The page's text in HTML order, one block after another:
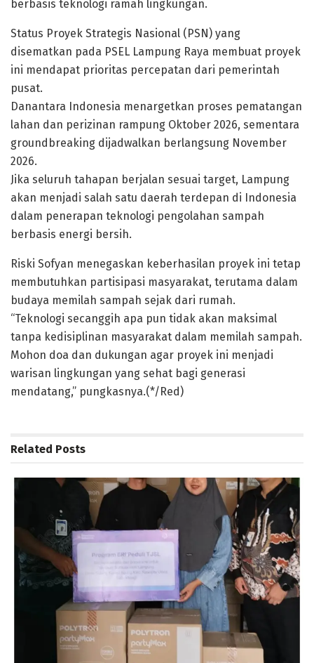
berbasis teknologi ramah lingkungan.
Status Proyek Strategis Nasional (PSN) yang
disematkan pada PSEL Lampung Raya membuat proyek
ini mendapat prioritas percepatan dari pemerintah
pusat.
Danantara Indonesia menargetkan proses pematangan
lahan dan perizinan rampung Oktober 2026, sementara
groundbreaking dijadwalkan berlangsung November
2026.
Jika seluruh tahapan berjalan sesuai target, Lampung
akan menjadi salah satu daerah terdepan di Indonesia
dalam penerapan teknologi pengolahan sampah
berbasis energi bersih.
Riski Sofyan menegaskan keberhasilan proyek ini tetap
membutuhkan partisipasi masyarakat, terutama dalam
budaya memilah sampah sejak dari rumah.
“Teknologi secanggih apa pun tidak akan maksimal
tanpa kedisiplinan masyarakat dalam memilah sampah.
Mohon doa dan dukungan agar proyek ini menjadi
warisan lingkungan yang sehat bagi generasi
mendatang,” pungkasnya.(*/Red)
Related Posts